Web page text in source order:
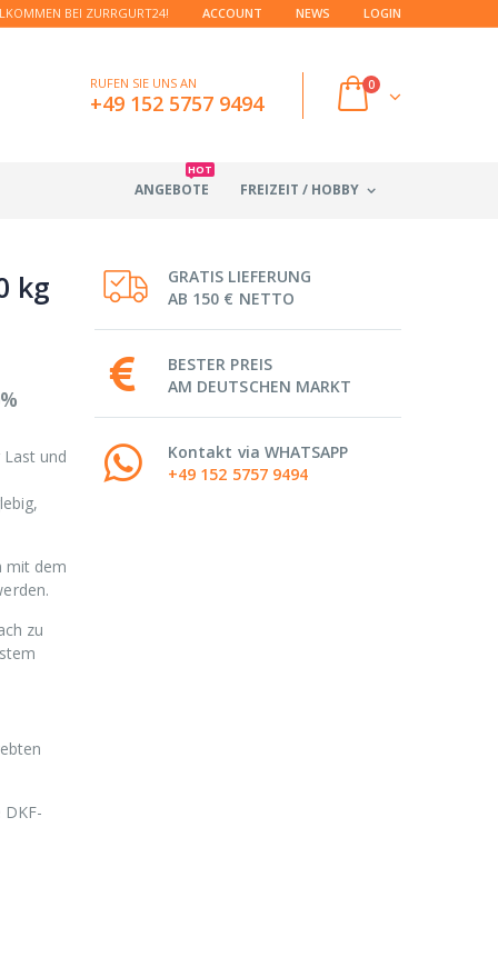
BEI ZURRGURT24! ACCOUNT NEWS LOGIN
RUFEN SIE UNS AN
+49 152 5757 9494
0
FREIZEIT / HOBBY
ANGEBOTE
HOT
kg
und
mit dem
zu
GRATIS LIEFERUNG
AB 150 € NETTO
BESTER PREIS
AM DEUTSCHEN MARKT
Kontakt via WHATSAPP
+49 152 5757 9494